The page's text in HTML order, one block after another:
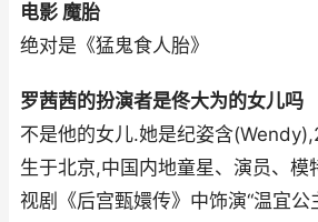
电影 魔胎
绝对是《猛鬼食人胎》
罗茜茜的扮演者是佟大为的女儿吗
不是他的女儿.她是纪姿含
生于北京,中国内地童星、演员、
视剧《后宫甄嬛传》中饰演“温宜公